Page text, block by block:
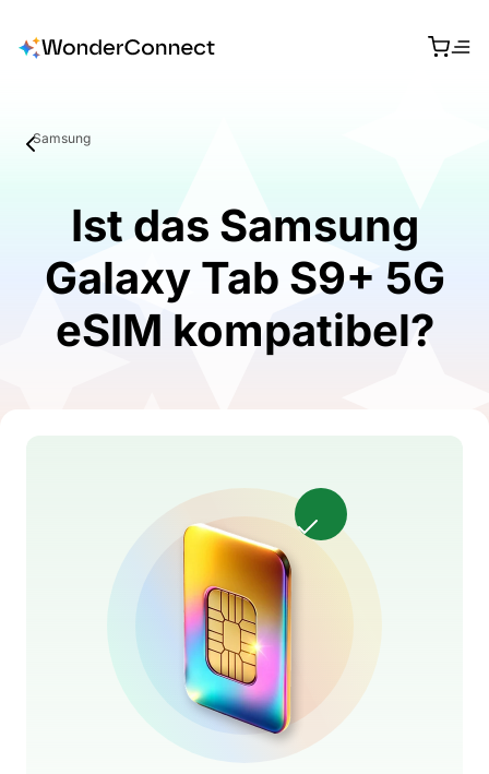
Samsung
Ist das Samsung
Galaxy Tab S9+ 5G
eSIM kompatibel?